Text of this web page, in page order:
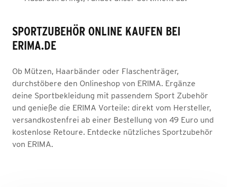
SPORTZUBEHÖR ONLINE KAUFEN BEI
ERIMA.DE
Ob Mützen, Haarbänder oder Flaschenträger,
durchstöbere den Onlineshop von ERIMA. Ergänze
deine Sportbekleidung mit passendem Sport Zubehör
und genieße die ERIMA Vorteile: direkt vom Hersteller,
versandkostenfrei ab einer Bestellung von 49 Euro und
kostenlose Retoure. Entdecke nützliches Sportzubehör
von ERIMA.